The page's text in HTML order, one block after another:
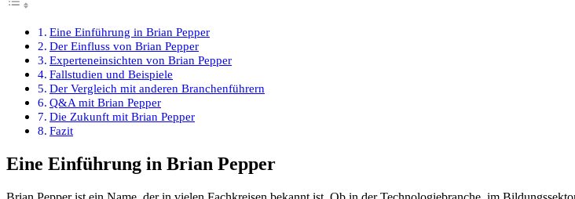
Eine Einführung in Brian Pepper
Der Einfluss von Brian Pepper
Experteneinsichten von Brian Pepper
Fallstudien und Beispiele
Der Vergleich mit anderen Branchenführern
Q&A mit Brian Pepper
Die Zukunft mit Brian Pepper
Fazit
Eine Einführung in Brian Pepper